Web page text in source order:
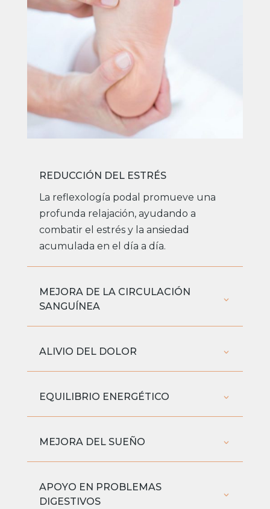
REDUCCIÓN DEL ESTRÉS
La reflexología podal promueve una
profunda relajación, ayudando a
combatir el estrés y la ansiedad
acumulada en el día a día.
MEJORA DE LA CIRCULACIÓN
SANGUÍNEA
ALIVIO DEL DOLOR
EQUILIBRIO ENERGÉTICO
MEJORA DEL SUEÑO
APOYO EN PROBLEMAS
DIGESTIVOS